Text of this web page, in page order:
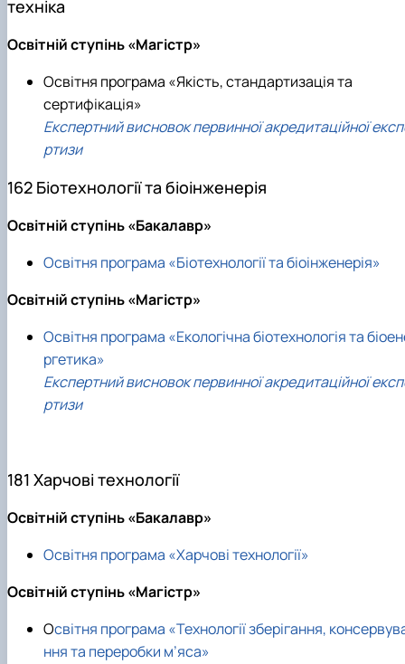
техніка
Освітній ступінь «Магістр»
Освітня програма «Якість, стандартизація та
сертифікація»
Експертний висновок первинної акредитаційної
ртизи
162 Біотехнології та біоінженерія
Освітній ступінь «Бакалавр»
Освітня програма «Біотехнології та біоінженерія»
Освітній ступінь «Магістр»
Освітня програма «Екологічна біотехнологія та
ргетика»
Експертний висновок первинної акредитаційної
ртизи
181 Харчові технології
Освітній ступінь «Бакалавр»
Освітня програма «Харчові технології»
Освітній ступінь «Магістр»
Освітня програма «Технології зберігання,
ння та переробки м’яса»